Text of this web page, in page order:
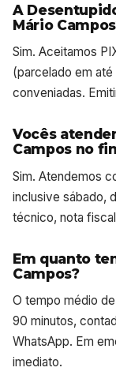
A
Mário
Sim. Aceitamos
(parcelado em
conveniadas.
Vocês
Campos no
Sim. Atendemos
inclusive sábado,
técnico, nota
Em quanto
Campos?
O tempo médio
90 minutos,
WhatsApp. Em
imediato.